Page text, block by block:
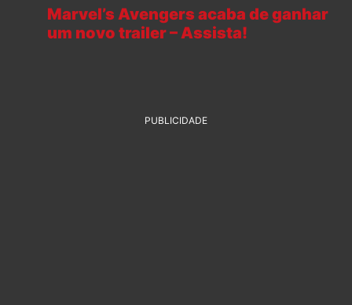
Marvel’s Avengers acaba de ganhar
um novo trailer – Assista!
PUBLICIDADE